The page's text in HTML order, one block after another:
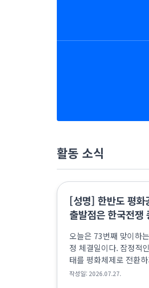
활동 소식
[성명] 한반도 평화
출발점은 한국전쟁
평화협정 체결
오늘은 73번째 맞이하
정 체결일이다. 잠정적
태를 평화체제로 전환
채로 73년째 전쟁을 이어
작성일: 2026.07.27.